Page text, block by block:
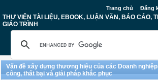
Trang chủ Đăng
THƯ VIỆN TÀI LIỆU, EBOOK, LUẬN VĂN, BÁO CÁO,
GIÁO TRÌNH
Vấn đề xây dựng thương hiệu của các Doanh
công, thất bại và giải pháp khắc phục